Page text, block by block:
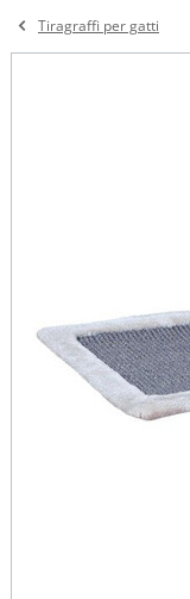
Tiragraffi per gatti